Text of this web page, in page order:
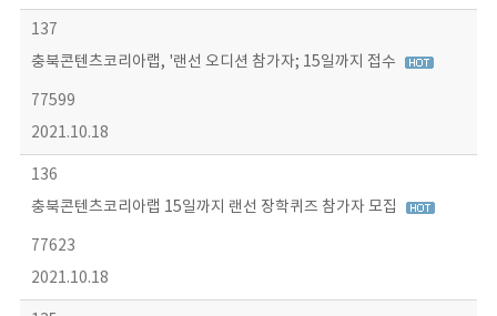
137
충북콘텐츠코리아랩, '랜선 오디션 참가자; 15일까지 접수
77599
2021.10.18
136
충북콘텐츠코리아랩 15일까지 랜선 장학퀴즈 참가자 모집
77623
2021.10.18